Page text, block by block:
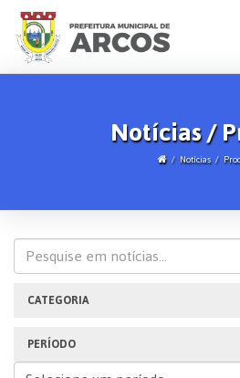
Notícias /
Notícias
CATEGORIA
PERÍODO